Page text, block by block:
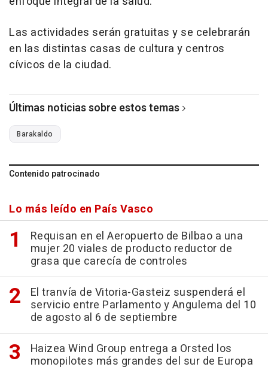
Las actividades serán gratuitas y se celebrarán
en las distintas casas de cultura y centros
cívicos de la ciudad.
Últimas noticias sobre estos temas
Barakaldo
Contenido patrocinado
Lo más leído en País Vasco
Requisan en el Aeropuerto de Bilbao a una
mujer 20 viales de producto reductor de
grasa que carecía de controles
El tranvía de Vitoria-Gasteiz suspenderá el
servicio entre Parlamento y Angulema del 10
de agosto al 6 de septiembre
Haizea Wind Group entrega a Orsted los
monopilotes más grandes del sur de Europa